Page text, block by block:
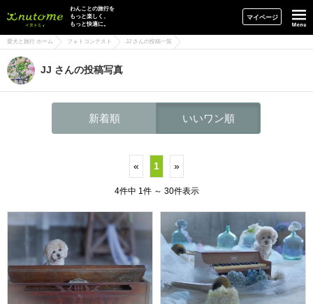
イヌトミィ
わんことの旅行を
もっと楽しく、
もっと快適に。
マイページ
愛犬と旅行 ホーム フォトコンテスト JJ さんの投稿一覧
JJ さんの投稿写真
新着順 いいワン順
« 1 »
4件中 1件 ～ 30件表示